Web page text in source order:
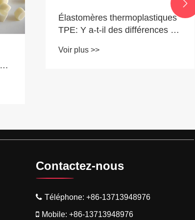
Élastomères thermoplastiques
TPE: Y a-t-il des différences de
les couleurs sombres et
Voir plus >>

Contactez-nous
Téléphone: +86-13713948976
Mobile: +86-13713948976